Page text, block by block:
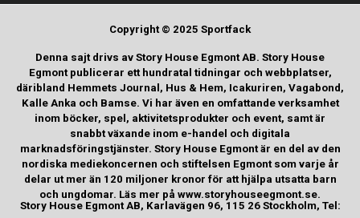
Copyright © 2025 Sportfack
Denna sajt drivs av Story House Egmont AB. Story House
Egmont publicerar ett hundratal tidningar och webbplatser,
däribland Hemmets Journal, Hus & Hem, Icakuriren, Vagabond,
Kalle Anka och Bamse. Vi har även en omfattande verksamhet
inom böcker, spel, aktivitetsprodukter och event, samt är
snabbt växande inom e-handel och digitala
marknadsföringstjänster. Story House Egmont är en del av den
nordiska mediekoncernen och stiftelsen Egmont som varje år
delar ut mer än 120 miljoner kronor för att hjälpa utsatta barn
och ungdomar. Läs mer på www.storyhouseegmont.se.
Story House Egmont AB, Karlavägen 96, 115 26 Stockholm, Tel: